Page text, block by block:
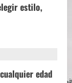
estilo,
edad